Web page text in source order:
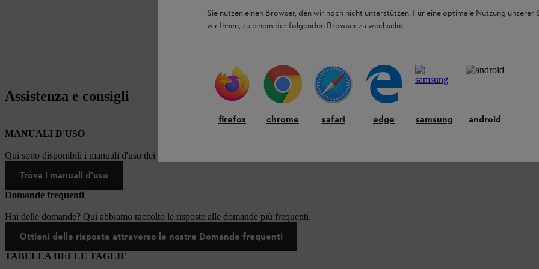
Assistenza e consigli
MANUALI D'USO
Qui sono disponibili i manuali d'uso dei prodotti STIHL.
Trova i manuali d'uso
Domande frequenti
Hai delle domande? Qui abbiamo raccolto le risposte alle domande più frequenti.
Ottieni delle risposte attraverso le nostre Domande frequenti
TABELLA DELLE TAGLIE
Sie nutzen einen Browser, den wir noch nicht unterstützen. Für eine optimale Nutzung unserer
wir Ihnen, zu einem der folgenden Browser zu wechseln:
firefox chrome safari edge samsung android